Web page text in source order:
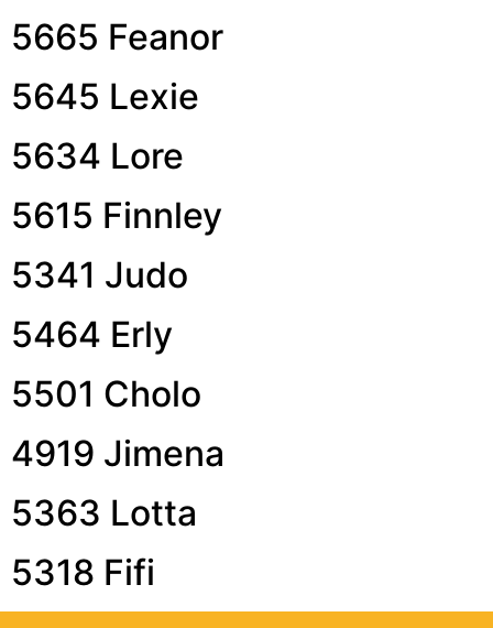
5665 Feanor
5645 Lexie
5634 Lore
5615 Finnley
5341 Judo
5464 Erly
5501 Cholo
4919 Jimena
5363 Lotta
5318 Fifi